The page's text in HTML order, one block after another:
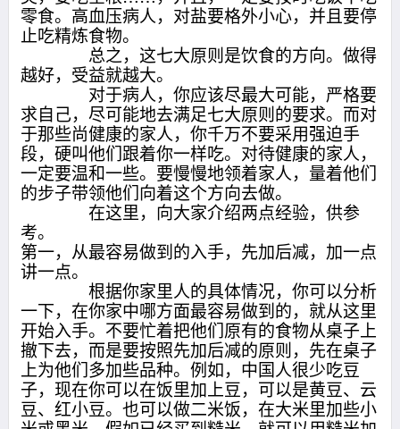
零食。高血压病人，对盐要格外小心，并且要停
止吃精炼食物。
总之，这七大原则是饮食的方向。做得
越好，受益就越大。
对于病人，你应该尽最大可能，严格要
求自己，尽可能地去满足七大原则的要求。而对
于那些尚健康的家人，你千万不要采用强迫手
段，硬叫他们跟着你一样吃。对待健康的家人，
一定要温和一些。要慢慢地领着家人，量着他们
的步子带领他们向着这个方向去做。
在这里，向大家介绍两点经验，供参
考。
第一，从最容易做到的入手，先加后减，加一点
讲一点。
根据你家里人的具体情况，你可以分析
一下，在你家中哪方面最容易做到的，就从这里
开始入手。不要忙着把他们原有的食物从桌子上
撤下去，而是要按照先加后减的原则，先在桌子
上为他们多加些品种。例如，中国人很少吃豆
子，现在你可以在饭里加上豆，可以是黄豆、云
豆、红小豆。也可以做二米饭，在大米里加些小